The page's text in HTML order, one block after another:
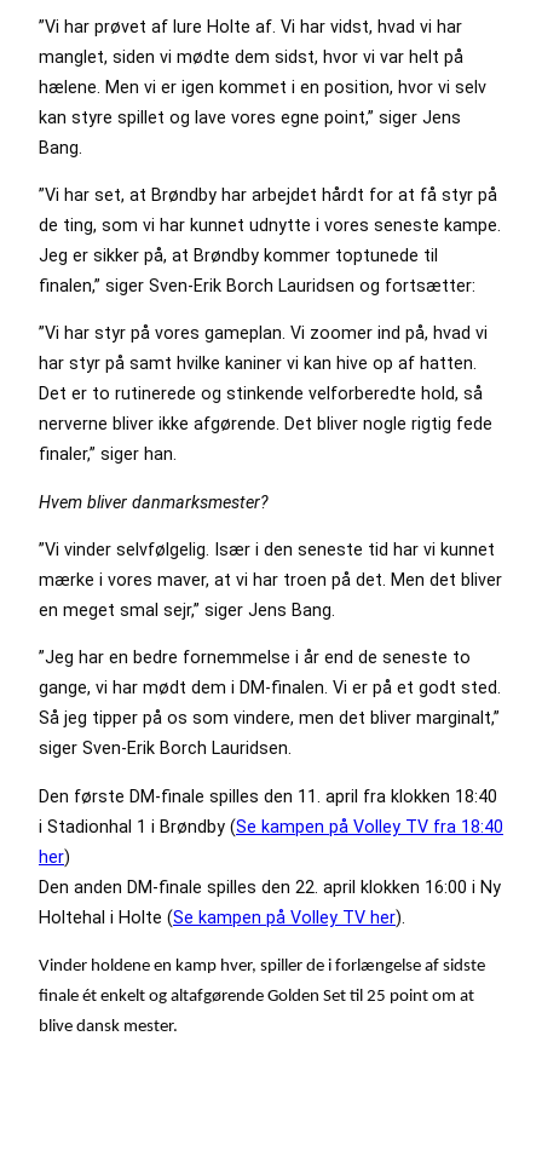
”Vi har prøvet af lure Holte af. Vi har vidst, hvad vi har
manglet, siden vi mødte dem sidst, hvor vi var helt på
hælene. Men vi er igen kommet i en position, hvor vi selv
kan styre spillet og lave vores egne point,” siger Jens
Bang.
”Vi har set, at Brøndby har arbejdet hårdt for at få styr på
de ting, som vi har kunnet udnytte i vores seneste kampe.
Jeg er sikker på, at Brøndby kommer toptunede til
finalen,” siger Sven-Erik Borch Lauridsen og fortsætter:
”Vi har styr på vores gameplan. Vi zoomer ind på, hvad vi
har styr på samt hvilke kaniner vi kan hive op af hatten.
Det er to rutinerede og stinkende velforberedte hold, så
nerverne bliver ikke afgørende. Det bliver nogle rigtig fede
finaler,” siger han.
Hvem bliver danmarksmester?
”Vi vinder selvfølgelig. Især i den seneste tid har vi kunnet
mærke i vores maver, at vi har troen på det. Men det bliver
en meget smal sejr,” siger Jens Bang.
”Jeg har en bedre fornemmelse i år end de seneste to
gange, vi har mødt dem i DM-finalen. Vi er på et godt sted.
Så jeg tipper på os som vindere, men det bliver marginalt,”
siger Sven-Erik Borch Lauridsen.
Den første DM-finale spilles den 11. april fra klokken 18:40
i Stadionhal 1 i Brøndby (Se kampen på Volley TV fra 18:40
her)
Den anden DM-finale spilles den 22. april klokken 16:00 i Ny
Holtehal i Holte (Se kampen på Volley TV her).
Vinder holdene en kamp hver, spiller de i forlængelse af sidste
finale ét enkelt og altafgørende Golden Set til 25 point om at
blive dansk mester.